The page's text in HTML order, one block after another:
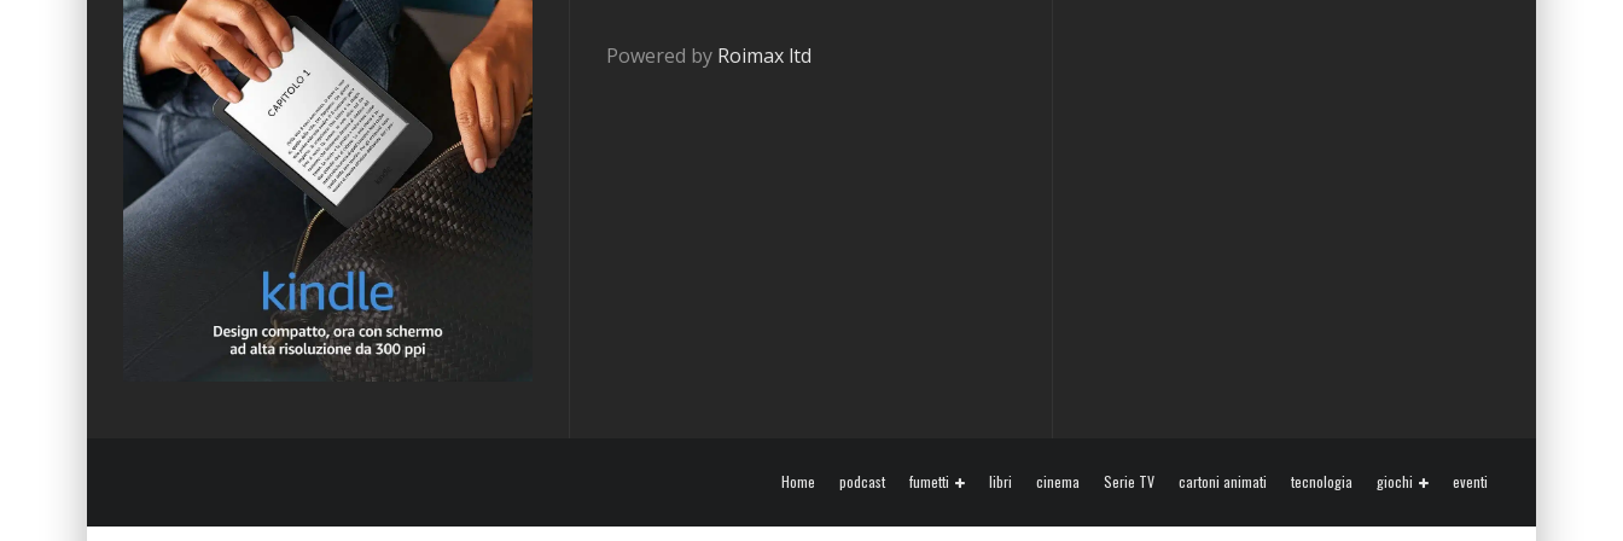
Powered by Roimax ltd
Home podcast fumetti libri cinema Serie TV cartoni animati tecnologia giochi eventi